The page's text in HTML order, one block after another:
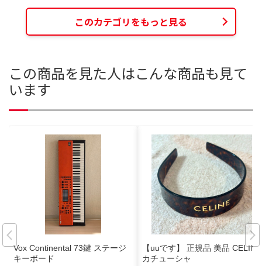
このカテゴリをもっと見る
この商品を見た人はこんな商品も見て
います
Vox Continental 73鍵 ステージ
キーボード
【uuです】 正規品 美品 CELINE
カチューシャ